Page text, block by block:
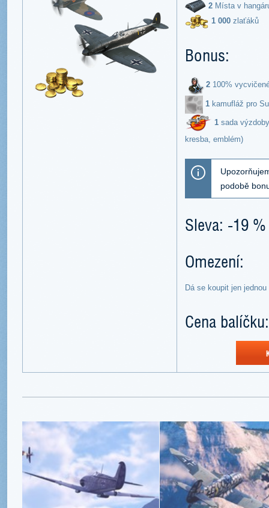
2 Místa v
1 000 zlaťáků
Bonus:
2 100%
1 kamufláž pro
1 sada
kresba, emblém)
podobě
Sleva: -19 %
Omezení:
Dá se koupit jen
Cena